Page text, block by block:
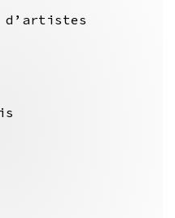
d’artistes